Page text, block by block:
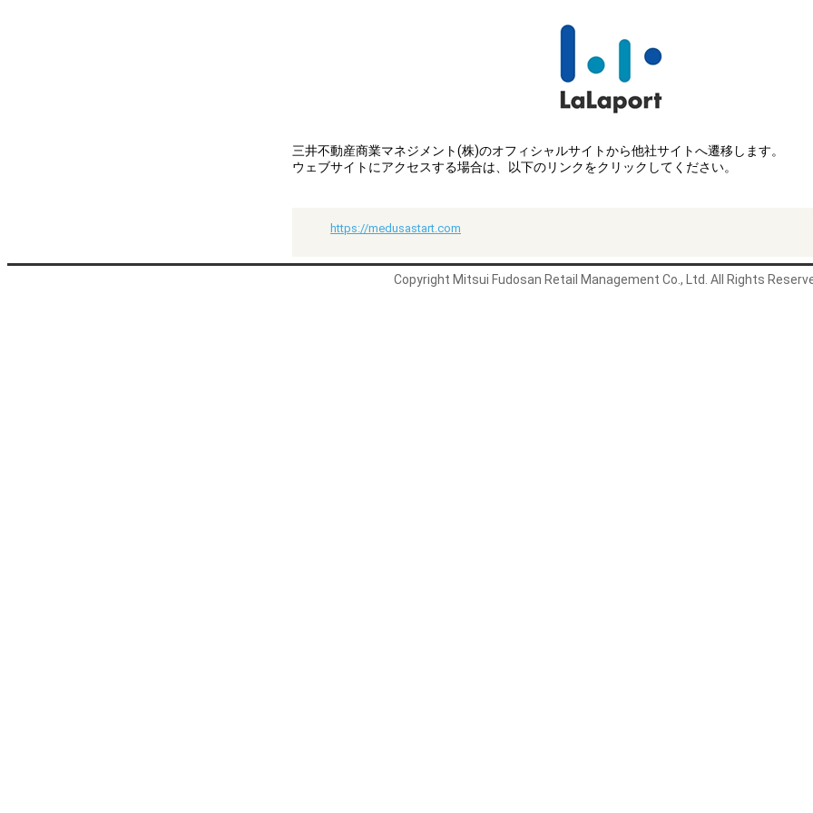
三井不動産商業マネジメント(株)のオフィシャルサイトから他社サイトへ遷移します。
ウェブサイトにアクセスする場合は、以下のリンクをクリックしてください。
https://medusastart.com
Copyright Mitsui Fudosan Retail Management Co., Ltd. All Rights